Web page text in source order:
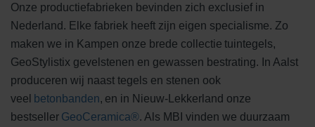
Onze productiefabrieken bevinden zich exclusief in
Nederland. Elke fabriek heeft zijn eigen specialisme. Zo
maken we in Kampen onze brede collectie tuintegels,
GeoStylistix gevelstenen en gewassen bestrating. In Aalst
produceren wij naast tegels en stenen ook
veel
betonbanden, en in Nieuw-Lekkerland onze
bestseller GeoCeramica®. Als MBI vinden we duurzaam